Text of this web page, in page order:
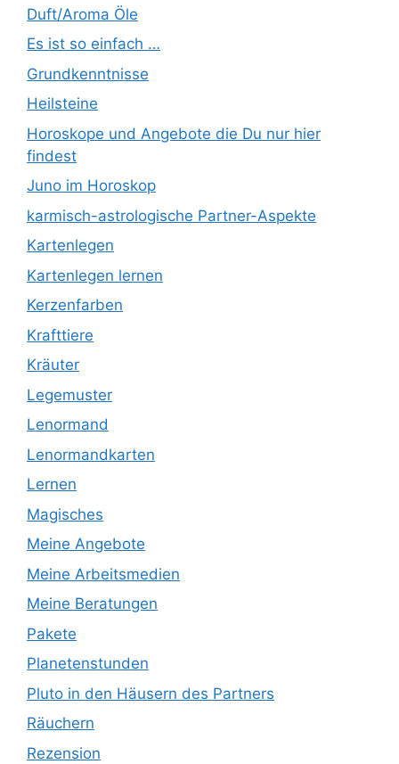
Duft/Aroma Öle
Es ist so einfach …
Grundkenntnisse
Heilsteine
Horoskope und Angebote die Du nur hier
findest
Juno im Horoskop
karmisch-astrologische Partner-Aspekte
Kartenlegen
Kartenlegen lernen
Kerzenfarben
Krafttiere
Kräuter
Legemuster
Lenormand
Lenormandkarten
Lernen
Magisches
Meine Angebote
Meine Arbeitsmedien
Meine Beratungen
Pakete
Planetenstunden
Pluto in den Häusern des Partners
Räuchern
Rezension